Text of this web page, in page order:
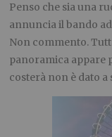
Penso che sia una
annuncia il bando
Non commento.
panoramica appare
costerà non è dato a